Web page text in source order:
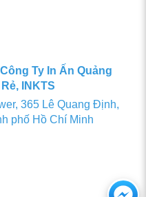
Ty In Ấn Quảng
INKTS
365 Lê Quang Định,
phố Hồ Chí Minh